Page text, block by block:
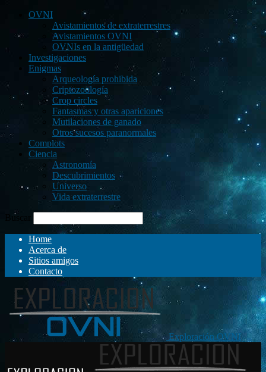
OVNI
Avistamientos de extraterrestres
Avistamientos OVNI
OVNIs en la antigüedad
Investigaciones
Enigmas
Arqueología prohibida
Criptozoología
Crop circles
Fantasmas y otras apariciones
Mutilaciones de ganado
Otros sucesos paranormales
Complots
Ciencia
Astronomía
Descubrimientos
Universo
Vida extraterrestre
Buscar
Home
Acerca de
Sitios amigos
Contacto
Exploración OVNI